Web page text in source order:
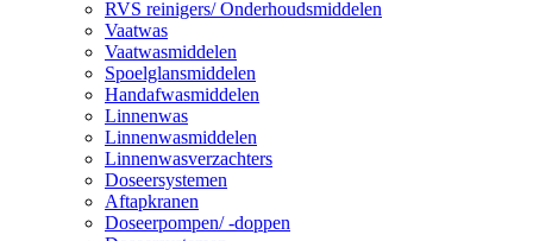
RVS reinigers/ Onderhoudsmiddelen
Vaatwas
Vaatwasmiddelen
Spoelglansmiddelen
Handafwasmiddelen
Linnenwas
Linnenwasmiddelen
Linnenwasverzachters
Doseersystemen
Aftapkranen
Doseerpompen/ -doppen